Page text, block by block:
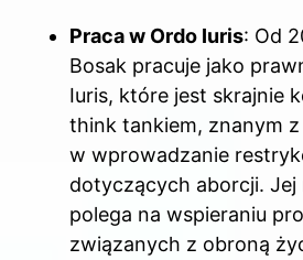
Praca w Ordo Iuris: Od
Bosak pracuje jako
Iuris, które jest skrajnie
think tankiem, znanym
w wprowadzanie
dotyczących aborcji.
polega na wspieraniu
związanych z obroną